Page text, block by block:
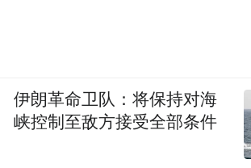
伊朗革命卫队：将保持对海
峡控制至敌方接受全部条件